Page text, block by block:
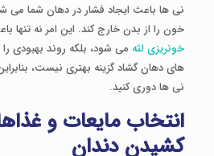
نی ها باعث ایجاد فشار در دهان شما می
خون را از بدن خارج کند. این امر نه تنها
خونریزی لثه می شود، بلکه روند بهبودی
های دهان گشاد گزینه بهتری نیست،
نی ها دوری کنید.
انتخاب مایعات و
کشیدن دندان